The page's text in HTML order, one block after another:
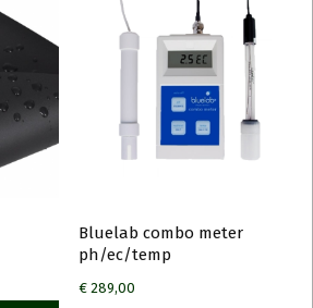
Bluelab combo meter
ph/ec/temp
€289,00